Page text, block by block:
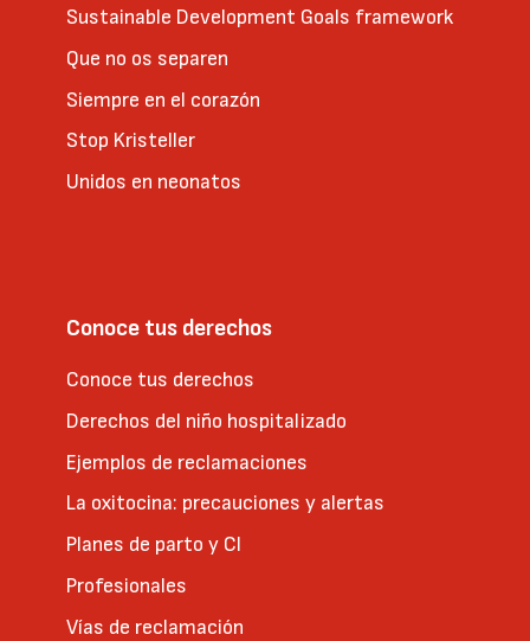
Sustainable Development Goals framework
Que no os separen
Siempre en el corazón
Stop Kristeller
Unidos en neonatos
Conoce tus derechos
Conoce tus derechos
Derechos del niño hospitalizado
Ejemplos de reclamaciones
La oxitocina: precauciones y alertas
Planes de parto y CI
Profesionales
Vías de reclamación